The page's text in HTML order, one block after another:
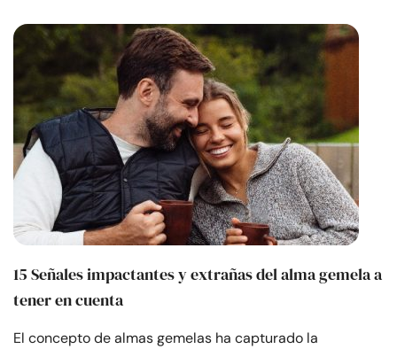
15 Señales impactantes y extrañas del alma gemela a
tener en cuenta
El concepto de almas gemelas ha capturado la